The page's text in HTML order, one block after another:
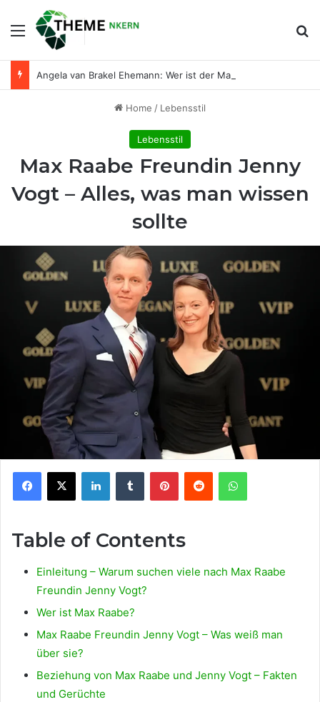
Menu
Home / Lebensstil
Lebensstil
Max Raabe Freundin Jenny
Vogt – Alles, was man wissen
sollte
Facebook
X LinkedInTumblr PinterestReddit WhatsApp
Table of Contents
Einleitung – Warum suchen viele nach Max Raabe
Freundin Jenny Vogt?
Wer ist Max Raabe?
Max Raabe Freundin Jenny Vogt – Was weiß man
über sie?
Beziehung von Max Raabe und Jenny Vogt – Fakten
und Gerüchte